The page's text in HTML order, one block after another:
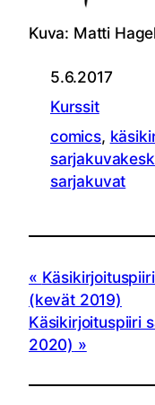
Kuva: Matti
5.6.2017
Kurssit
comics,
sarjakuvat
(kevät 2019)
Käsikirjoituspiiri
2020)